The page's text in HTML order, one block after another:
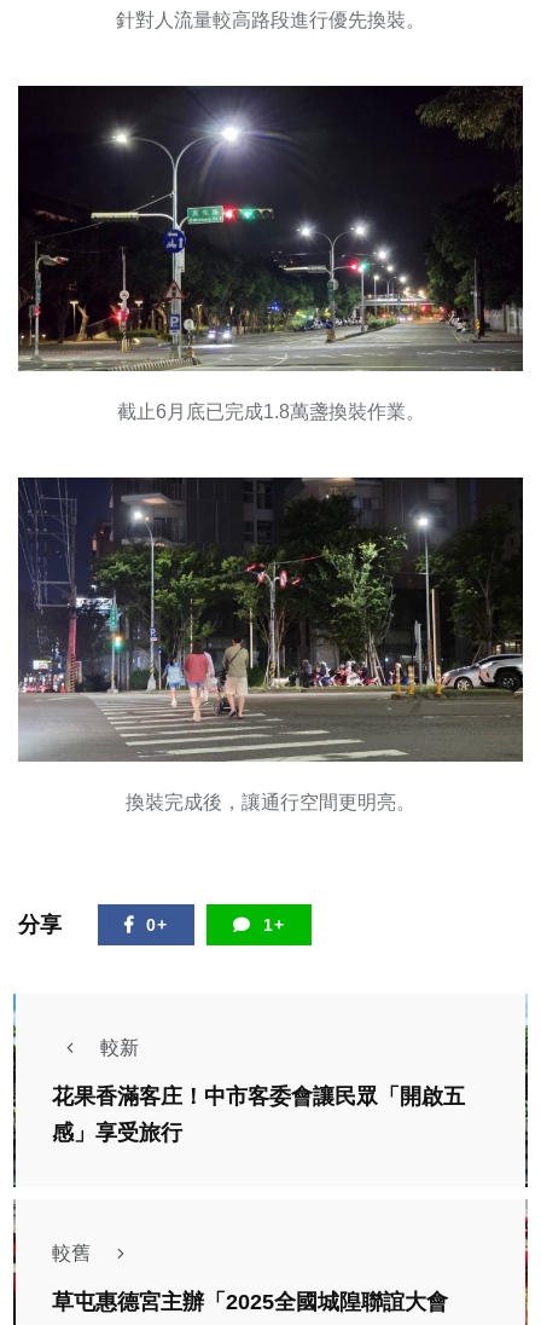
針對人流量較高路段進行優先換裝。
截止6月底已完成1.8萬盞換裝作業。
換裝完成後，讓通行空間更明亮。
分享 0+ 1+
較新
花果香滿客庄！中市客委會讓民眾「開啟五
感」享受旅行
較舊
草屯惠德宮主辦「2025全國城隍聯誼大會